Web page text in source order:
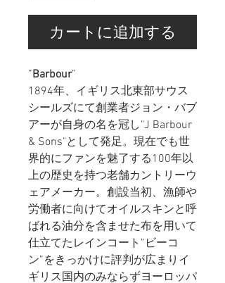
カートに追加する
”Barbour”
1894年、イギリス北東部サウス
シールズにて創業者ジョン・バブ
アーが自身の名を冠し"J Barbour
& Sons"として発足。現在でも世
界的にファンを魅了する100年以
上の歴史を持つ老舗カントリーウ
ェアメーカー。創設当初、漁師や
労働者に向けてオイルスキンと呼
ばれる油分を含ませた布を用いて
仕立てたレインコート”ビーコ
ン”をきっかけに評判が広まりイ
ギリス国内のみならずヨーロッパ